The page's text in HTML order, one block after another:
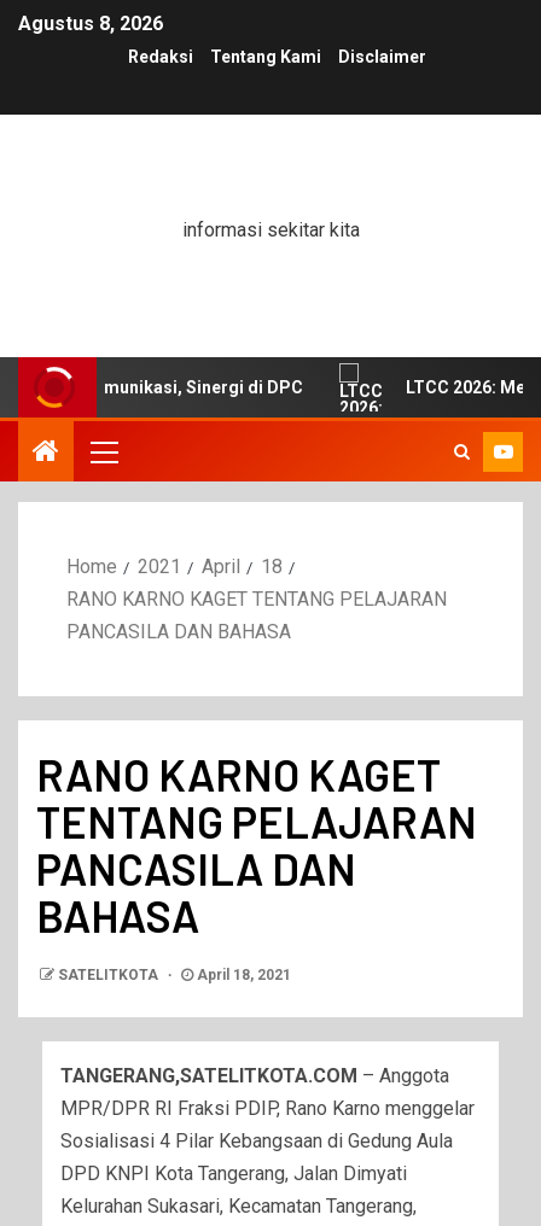
Agustus 8, 2026
Redaksi Tentang Kami Disclaimer
informasi sekitar kita
Komunikasi, Sinergi di DPC LTCC 2026:
Home 2021 April
18
RANO KARNO KAGET TENTANG PELAJARAN
PANCASILA DAN BAHASA
RANO KARNO KAGET
TENTANG PELAJARAN
PANCASILA DAN
BAHASA
SATELITKOTA April 18, 2021
TANGERANG,SATELITKOTA.COM – Anggota
MPR/DPR RI Fraksi PDIP, Rano Karno menggelar
Sosialisasi 4 Pilar Kebangsaan di Gedung Aula
DPD KNPI Kota Tangerang, Jalan Dimyati
Kelurahan Sukasari, Kecamatan Tangerang,